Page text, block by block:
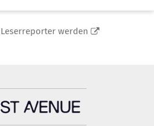
Leserreporter werden